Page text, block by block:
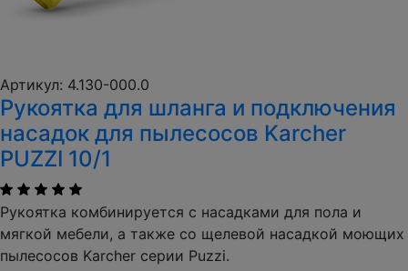
Артикул: 4.130-000.0
Рукоятка для шланга и подключения
насадок для пылесосов Karcher
PUZZI 10/1
Рукоятка комбинируется с насадками для пола и
мягкой мебели, а также со щелевой насадкой моющих
пылесосов Karcher серии Puzzi.